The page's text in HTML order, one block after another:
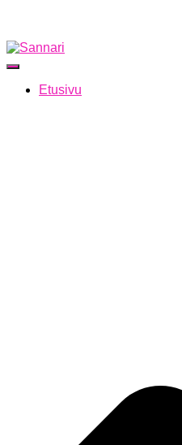
Navigointi päälle/pois
Etusivu